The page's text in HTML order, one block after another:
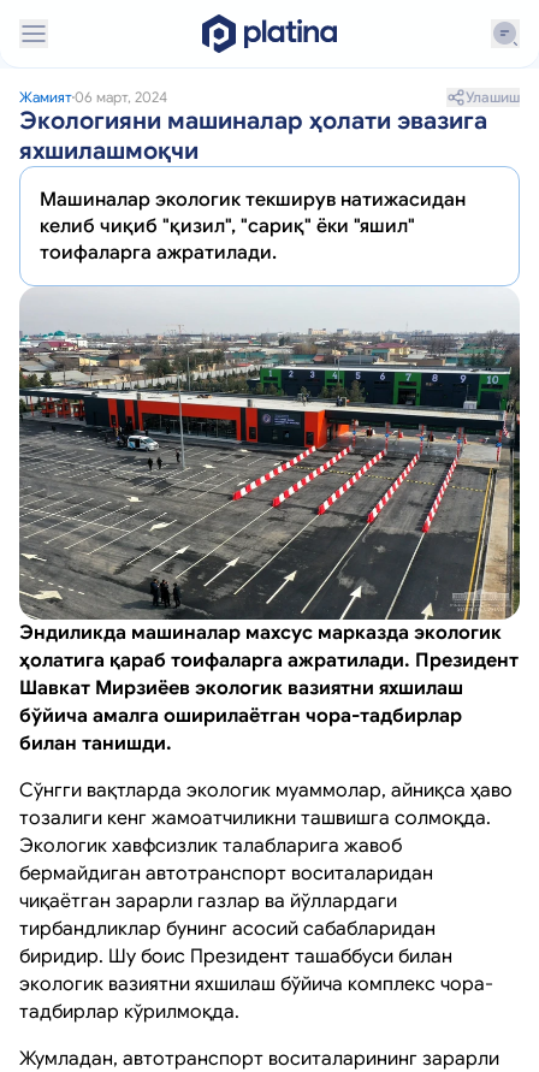
Жамият06 март, 2024 Улашиш
Экологияни машиналар ҳолати эвазига
яхшилашмоқчи
Машиналар экологик текширув натижасидан
келиб чиқиб "қизил", "сариқ" ёки "яшил"
тоифаларга ажратилади.
Эндиликда машиналар махсус марказда экологик
ҳолатига қараб тоифаларга ажратилади. Президент
Шавкат Мирзиёев экологик вазиятни яхшилаш
бўйича амалга оширилаётган чора-тадбирлар
билан танишди.
Сўнгги вақтларда экологик муаммолар, айниқса ҳаво
тозалиги кенг жамоатчиликни ташвишга солмоқда.
Экологик хавфсизлик талабларига жавоб
бермайдиган автотранспорт воситаларидан
чиқаётган зарарли газлар ва йўллардаги
тирбандликлар бунинг асосий сабабларидан
биридир. Шу боис Президент ташаббуси билан
экологик вазиятни яхшилаш бўйича комплекс чора-
тадбирлар кўрилмоқда.
Жумладан, автотранспорт воситаларининг зарарли